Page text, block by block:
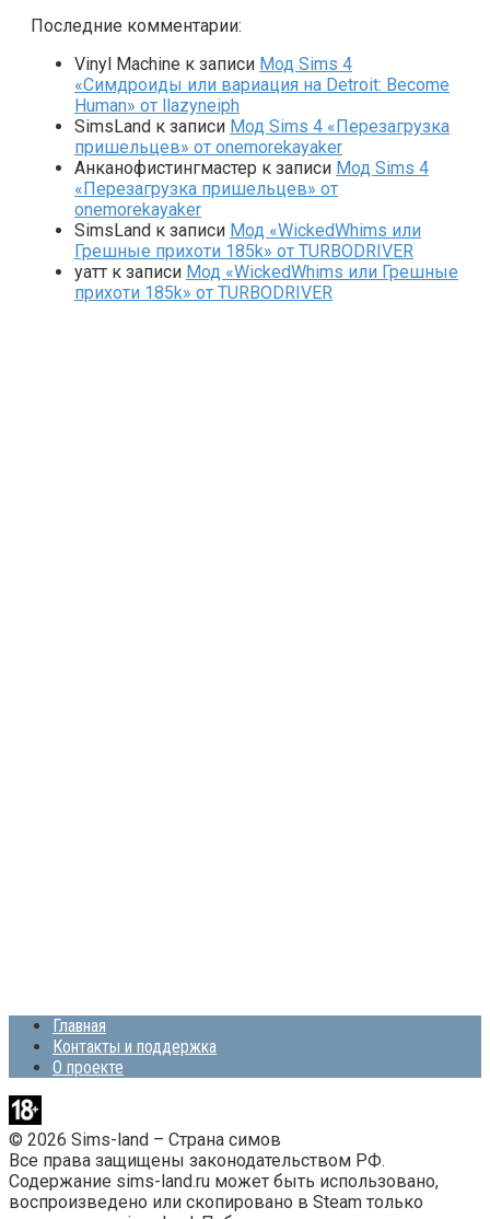
Последние комментарии:
Vinyl Machine к записи Мод Sims 4
«Симдроиды или вариация на Detroit: Become
Human» от llazyneiph
SimsLand к записи Мод Sims 4 «Перезагрузка
пришельцев» от onemorekayaker
Анканофистингмастер к записи Мод Sims 4
«Перезагрузка пришельцев» от
onemorekayaker
SimsLand к записи Мод «WickedWhims или
Грешные прихоти 185k» от TURBODRIVER
yaтт к записи Мод «WickedWhims или Грешные
прихоти 185k» от TURBODRIVER
Главная
Контакты и поддержка
О проекте
© 2026 Sims-land – Страна симов
Все права защищены законодательством РФ.
Содержание sims-land.ru может быть использовано,
воспроизведено или скопировано в Steam только